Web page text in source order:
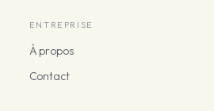
ENTREPRISE
À propos
Contact